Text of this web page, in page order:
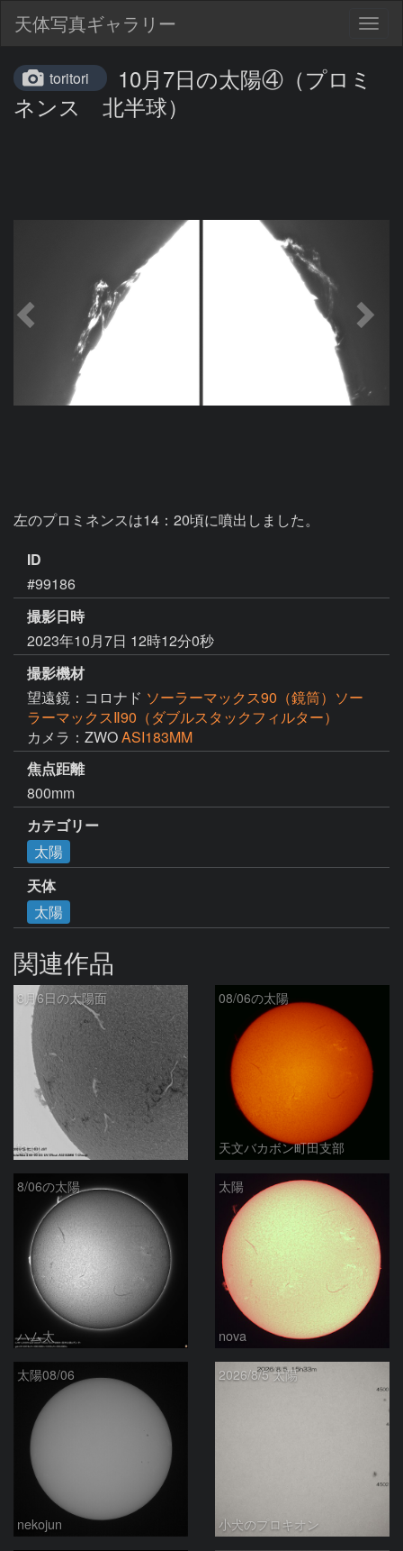
天体写真ギャラリー
toritori
10月7日の太陽④（プロミ
ネンス 北半球）
左のプロミネンスは14：20頃に噴出しました。
ID
#99186
撮影日時
2023年10月7日 12時12分0秒
撮影機材
望遠鏡：コロナド ソーラーマックス90（鏡筒）ソー
ラーマックスⅡ90（ダブルスタックフィルター）
カメラ：ZWOASI183MM
焦点距離
800mm
カテゴリー
太陽
天体
太陽
関連作品
8月6日の太陽面
ta-o
08/06の太陽
天文バカボン町田支部
8/06の太陽
ハム太
太陽
nova
太陽08/06
nekojun
2026/8/5 太陽
小犬のプロキオン